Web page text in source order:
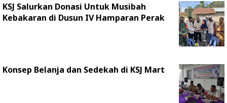
KSJ Salurkan Donasi Untuk Musibah
Kebakaran di Dusun IV Hamparan Perak
Konsep Belanja dan Sedekah di KSJ Mart